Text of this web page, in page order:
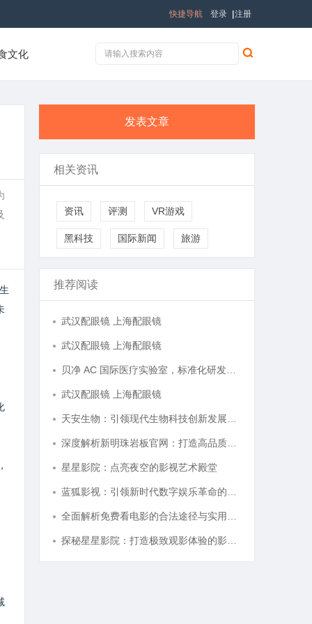
登录 注册
快捷导航
文化
发表文章
相关资讯
资讯 评测 VR游戏
黑科技 国际新闻 旅游
推荐阅读
武汉配眼镜 上海配眼镜
武汉配眼镜 上海配眼镜
武汉配眼镜 上海配眼镜
星星影院：点亮夜空的影视艺术殿堂